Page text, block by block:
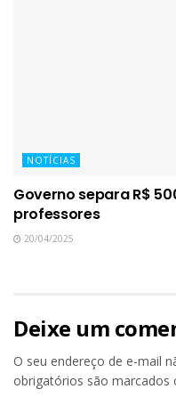
NOTÍCIAS
Governo separa R$
professores
20/04/2025
Deixe um
O seu endereço de e-mail
obrigatórios são marcados